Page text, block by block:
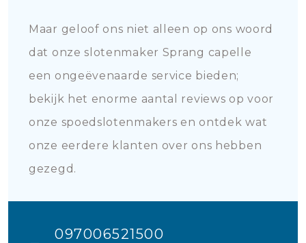
Maar geloof ons niet alleen op ons woord
dat onze slotenmaker Sprang capelle
een ongeëvenaarde service bieden;
bekijk het enorme aantal reviews op voor
onze spoedslotenmakers en ontdek wat
onze eerdere klanten over ons hebben
gezegd.
097006521500